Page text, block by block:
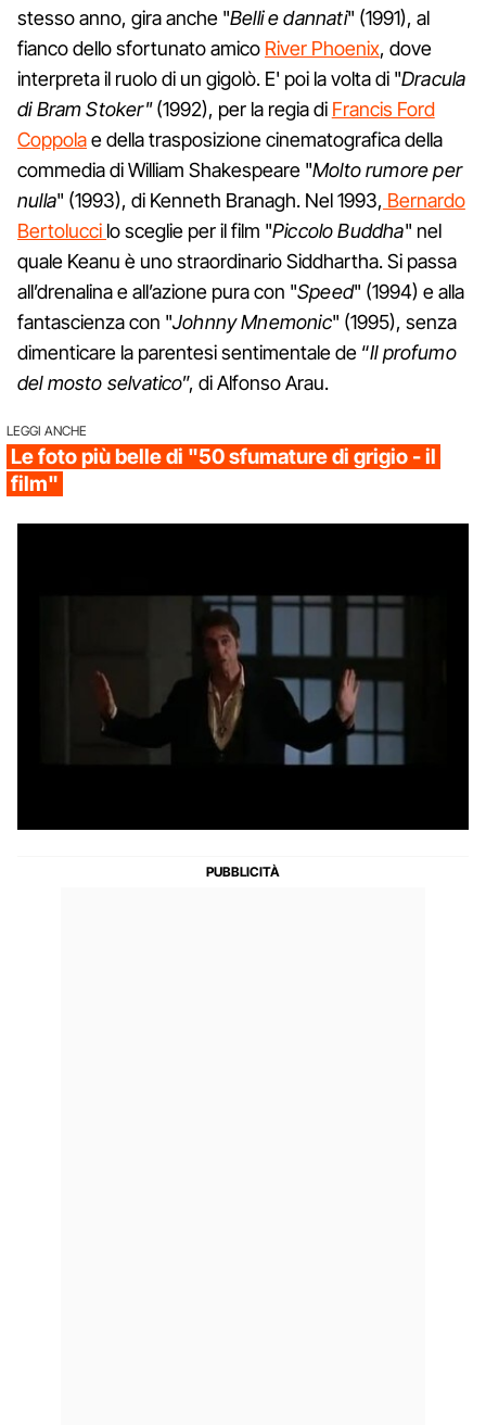
stesso anno, gira anche "Belli e dannati" (1991), al
fianco dello sfortunato amico River Phoenix, dove
interpreta il ruolo di un gigolò. E' poi la volta di "Dracula
di Bram Stoker"(1992), per la regia di Francis Ford
Coppolae della trasposizione cinematografica della
commedia di William Shakespeare "Molto rumore per
nulla" (1993), di Kenneth Branagh. Nel 1993, Bernardo
Bertolucci lo sceglie per il film "Piccolo Buddha" nel
quale Keanu è uno straordinario Siddhartha. Si passa
all’drenalina e all’azione pura con "Speed" (1994) e alla
fantascienza con "Johnny Mnemonic" (1995), senza
dimenticare la parentesi sentimentale de “Il profumo
del mosto selvatico”, di Alfonso Arau.
LEGGI ANCHE
Le foto più belle di "50 sfumature di grigio - il
film"